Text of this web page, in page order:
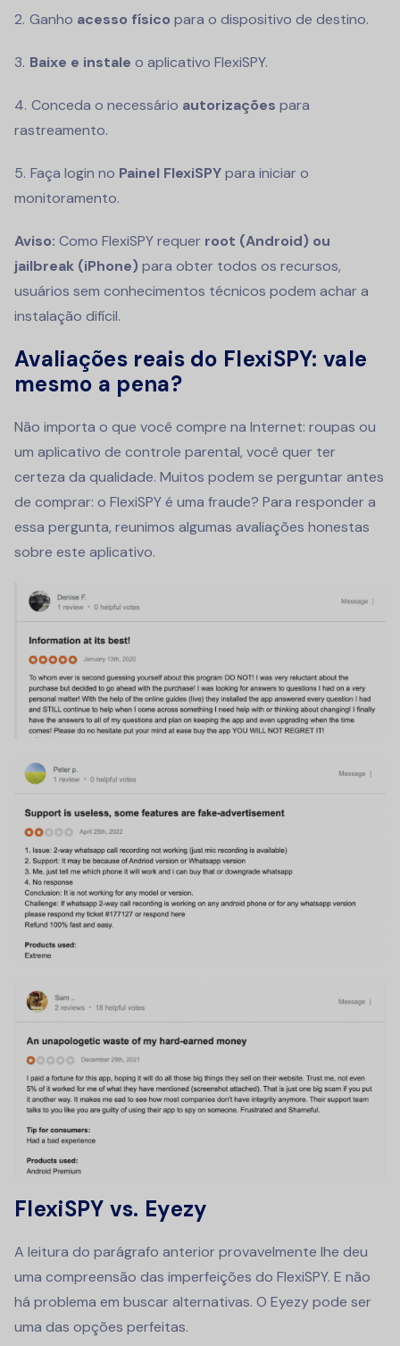
Ganho acesso físico para o dispositivo de destino.
Baixe e instale o aplicativo FlexiSPY.
Conceda o necessário autorizações para
rastreamento.
Faça login no Painel FlexiSPYpara iniciar o
monitoramento.
Aviso: Como FlexiSPY requer root (Android) ou
jailbreak (iPhone) para obter todos os recursos,
usuários sem conhecimentos técnicos podem achar a
instalação difícil.
Avaliações reais do FlexiSPY: vale
mesmo a pena?
Não importa o que você compre na Internet: roupas ou
um aplicativo de controle parental, você quer ter
certeza da qualidade. Muitos podem se perguntar antes
de comprar: o FlexiSPY é uma fraude? Para responder a
essa pergunta, reunimos algumas avaliações honestas
sobre este aplicativo.
FlexiSPY vs. Eyezy
A leitura do parágrafo anterior provavelmente lhe deu
uma compreensão das imperfeições do FlexiSPY. E não
há problema em buscar alternativas. O Eyezy pode ser
uma das opções perfeitas.